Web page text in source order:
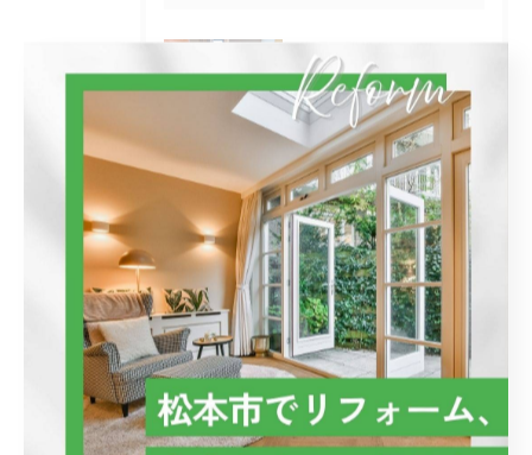
2026/01/23
水廻りのリフォーム
2025/09/02
カーポート
2025/08/09
外壁塗装工事